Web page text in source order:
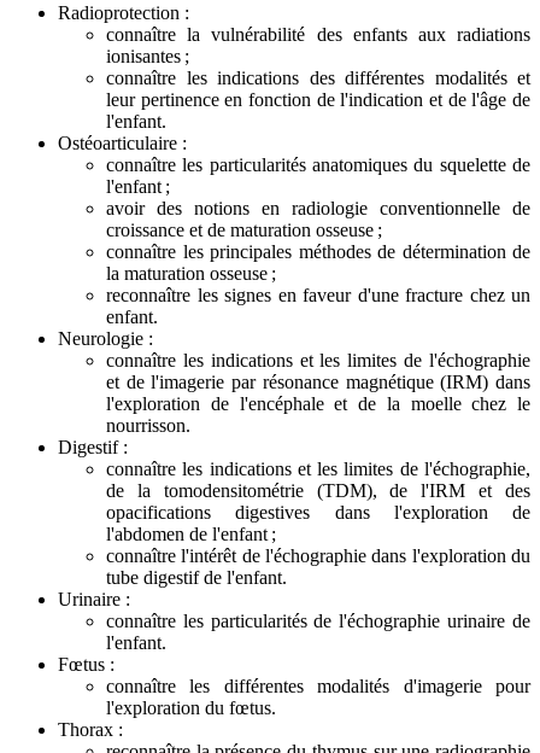
Radioprotection :
connaître la vulnérabilité des enfants aux radiations
ionisantes ;
connaître les indications des différentes modalités et
leur pertinence en fonction de l'indication et de l'âge de
l'enfant.
Ostéoarticulaire :
connaître les particularités anatomiques du squelette de
l'enfant ;
avoir des notions en radiologie conventionnelle de
croissance et de maturation osseuse ;
connaître les principales méthodes de détermination de
la maturation osseuse ;
reconnaître les signes en faveur d'une fracture chez un
enfant.
Neurologie :
connaître les indications et les limites de l'échographie
et de l'imagerie par résonance magnétique (IRM) dans
l'exploration de l'encéphale et de la moelle chez le
nourrisson.
Digestif :
connaître les indications et les limites de l'échographie,
de la tomodensitométrie (TDM), de l'IRM et des
opacifications digestives dans l'exploration de
l'abdomen de l'enfant ;
connaître l'intérêt de l'échographie dans l'exploration du
tube digestif de l'enfant.
Urinaire :
connaître les particularités de l'échographie urinaire de
l'enfant.
Fœtus :
connaître les différentes modalités d'imagerie pour
l'exploration du fœtus.
Thorax :